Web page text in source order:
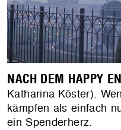
NACH DEM HAPPY
Katharina Köster).
kämpfen als einfach
ein Spenderherz.